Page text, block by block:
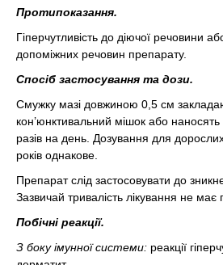
Протипоказання.
Гіперчутливість до діючої речовини
допоміжних речовин препарату.
Спосіб застосування та дози.
Смужку мазі довжиною 0,5 см
кон’юнктивальний мішок або
разів на день. Дозування для дорослих
років однакове.
Препарат слід застосовувати до
Зазвичай тривалість лікування не має
Побічні реакції.
З боку імунної системи: реакції